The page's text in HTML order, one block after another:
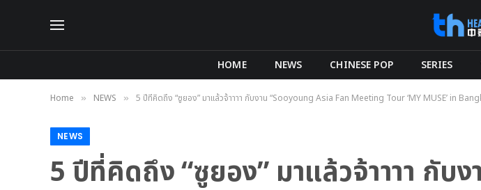
HOME NEWS CHINESE POP SERIES
Home » NEWS » 5 ปีที่คิดถึง “ซูยอง” มาแล้วจ้าาาา กับงาน “Sooyoung Asia Fan Meeting Tour ‘MY MUSE’ in
NEWS
5 ปีที่คิดถึง “ซูยอง” มาแล้วจ้าาาา กับ